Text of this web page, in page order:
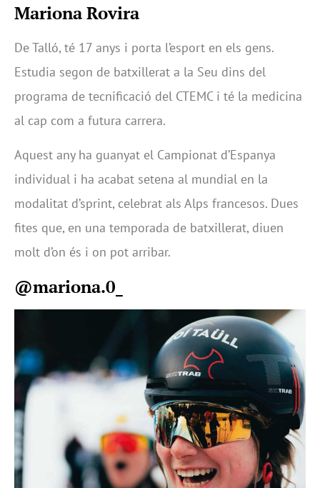
Mariona Rovira
De Talló, té 17 anys i porta l’esport en els gens.
Estudia segon de batxillerat a la Seu dins del
programa de tecnificació del CTEMC i té la medicina
al cap com a futura carrera.
Aquest any ha guanyat el Campionat d’Espanya
individual i ha acabat setena al mundial en la
modalitat d’sprint, celebrat als Alps francesos. Dues
fites que, en una temporada de batxillerat, diuen
molt d’on és i on pot arribar.
@mariona.0_